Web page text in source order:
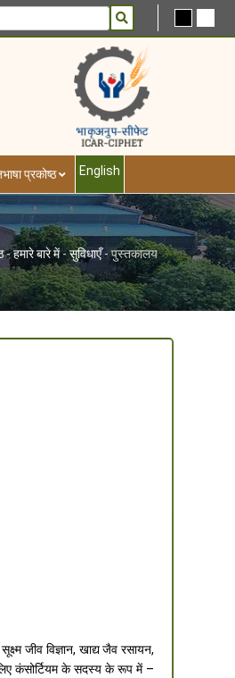
प्रकोष्ठ English
-हमारे बारे में-सुविधाएँ-पुस्तकालय
जीव विज्ञान, खाद्य जैव रसायन,
कंसोर्टियम के सदस्य के रूप में –